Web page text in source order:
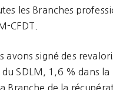
les Branches
CFDT.
avons signé des
SDLM, 1,6 % dans la
Branche de la